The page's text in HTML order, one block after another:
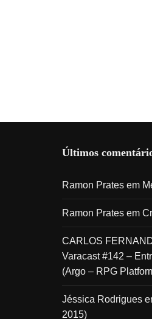
Últimos
Ramon Prates em
Ramon Prates em
CARLOS
Varacast #142 –
(Argo – RPG
Jéssica Rodrigues
2015)